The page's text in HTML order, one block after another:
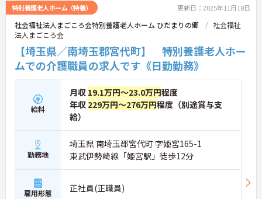
特別養護老人ホーム（特養） 更新日：2025年11月18日
社会福祉法人まごころ会特別養護老人ホーム ひだまりの郷
社会福祉
法人まごころ会
【埼玉県／南埼玉郡宮代町】 特別養護老人ホー
ムでの介護職員の求人です《日勤勤務》
給料
月収 19.1万円～23.0万円程度
年収 229万円～276万円程度（別途賞与支
給）
勤務地
埼玉県 南埼玉郡宮代町 字姫宮165-1
東武伊勢崎線「姫宮駅」徒歩12分
雇用形態 正社員(正職員)